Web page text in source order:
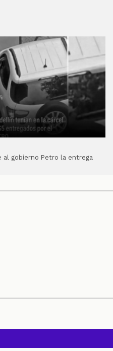
al gobierno Petro la entrega